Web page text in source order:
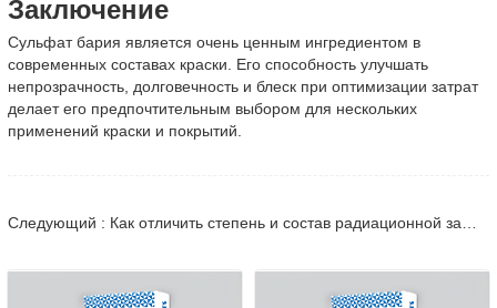
Заключение
Сульфат бария является очень ценным ингредиентом в
современных составах краски. Его способность улучшать
непрозрачность, долговечность и блеск при оптимизации затрат
делает его предпочтительным выбором для нескольких
применений краски и покрытий.